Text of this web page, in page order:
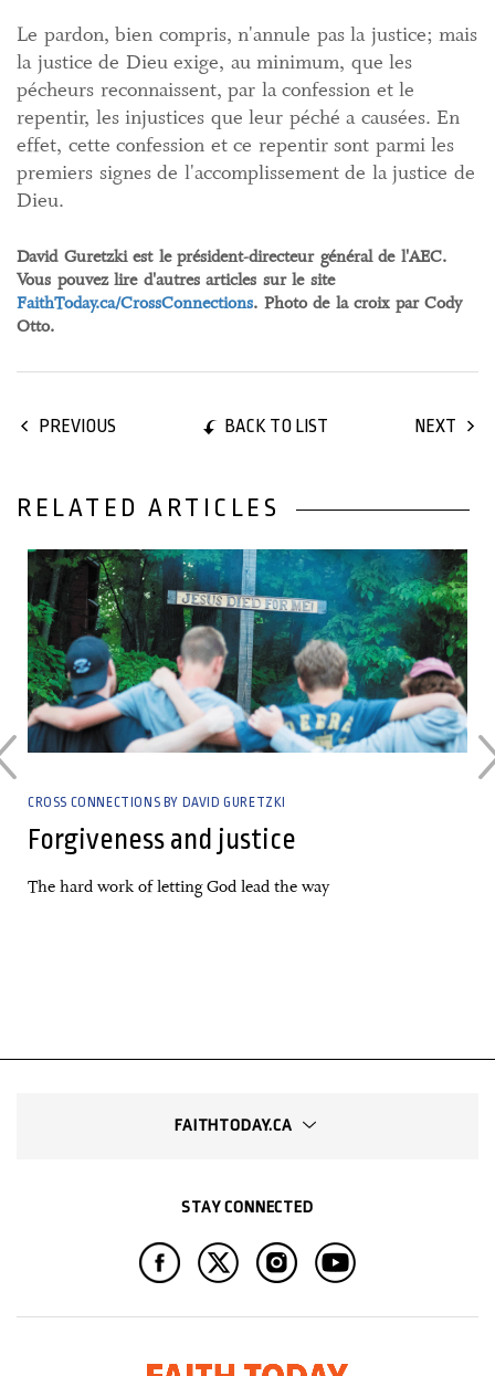
Le pardon, bien compris, n'annule pas la justice; mais
la justice de Dieu exige, au minimum, que les
pécheurs reconnaissent, par la confession et le
repentir, les injustices que leur péché a causées. En
effet, cette confession et ce repentir sont parmi les
premiers signes de l'accomplissement de la justice de
Dieu.
David Guretzki est le président-directeur général de l'AEC.
Vous pouvez lire d'autres articles sur le site
FaithToday.ca/CrossConnections. Photo de la croix par Cody
Otto.
PREVIOUS BACK TO LIST NEXT
RELATED ARTICLES
CROSS CONNECTIONS BY DAVID GURETZKI
Forgiveness and justice
The hard work of letting God lead the way
FAITHTODAY.CA
STAY CONNECTED